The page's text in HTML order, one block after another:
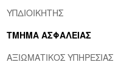
ΥΠΔΙΟΙΚΗΤΗΣ
ΤΜΗΜΑ ΑΣΦΑΛΕΙΑΣ
ΑΞΙΩΜΑΤΙΚΟΣ ΥΠΗΡΕΣΙΑΣ